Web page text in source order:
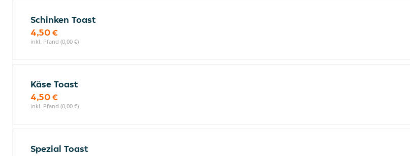
Schinken Toast
4,50 €
inkl. Pfand (0,00 €)
Käse Toast
4,50 €
inkl. Pfand (0,00 €)
Spezial Toast